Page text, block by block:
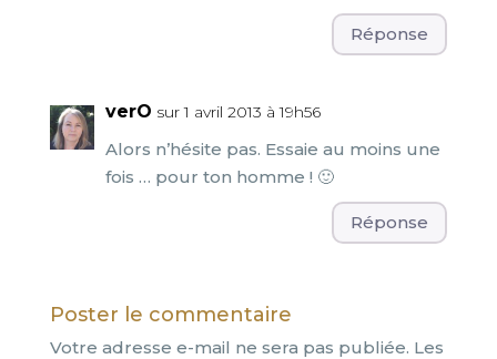
Réponse
verO sur 1 avril 2013 à 19h56
Alors n’hésite pas. Essaie au moins une
fois … pour ton homme ! 🙂
Réponse
Poster le commentaire
Votre adresse e-mail ne sera pas publiée. Les